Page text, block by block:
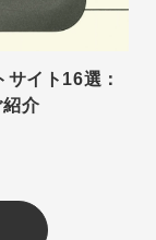
イト16選：
介